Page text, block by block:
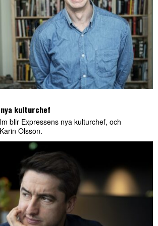
nya kulturchef
blir Expressens nya kulturchef, och
Olsson.